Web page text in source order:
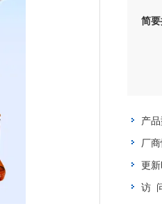
简要
产品
厂商
更新
访